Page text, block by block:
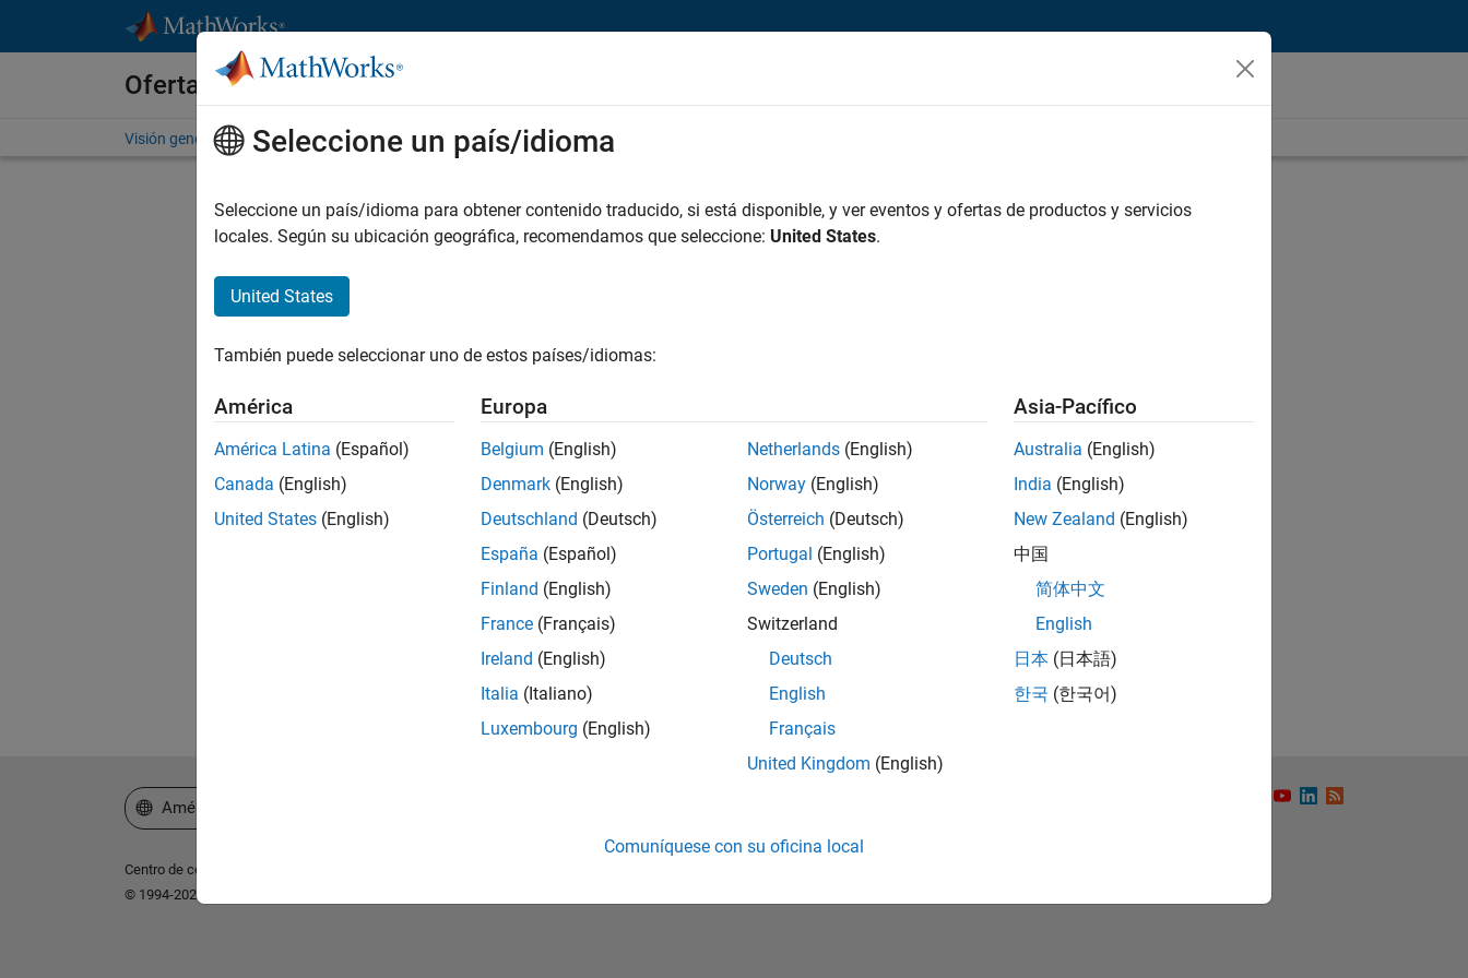
Ofertas de empleo en MathWorks
Visión general Búsqueda de empleo Oficinas locales Estudiantes y nuevas carreras
Enviar solicitud
Dirección de correo electrónico
Contraseña
Crear cuenta
Seleccione un país/idioma
Seleccione un país/idioma para obtener contenido traducido, si está disponible, y ver eventos y ofertas de productos y servicios
locales. Según su ubicación geográfica, recomendamos que seleccione: United States.
United States
También puede seleccionar uno de estos países/idiomas:
América
América Latina (Español)
Canada (English)
United States (English)
Europa
Belgium (English)
Denmark (English)
Deutschland (Deutsch)
España (Español)
Finland (English)
France (Français)
Ireland (English)
Italia (Italiano)
Luxembourg (English)
Netherlands (English)
Norway (English)
Österreich (Deutsch)
Portugal (English)
Sweden (English)
Switzerland
Deutsch
English
Français
United Kingdom (English)
Asia-Pacífico
Australia (English)
India (English)
New Zealand (English)
中国
简体中文
English
日本 (日本語)
한국 (한국어)
Comuníquese con su oficina local
Seleccione un país/idioma
América Latina
Centro de confianza
© 1994-2026 The MathWorks, Inc.